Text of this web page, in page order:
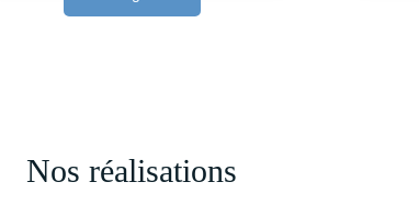
Nos réalisations